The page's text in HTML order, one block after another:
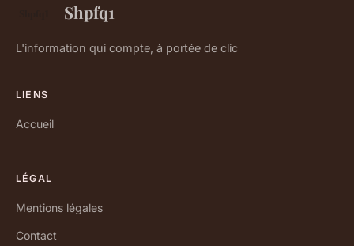
Shpfq1
L'information qui compte, à portée de clic
LIENS
Accueil
LÉGAL
Mentions légales
Contact